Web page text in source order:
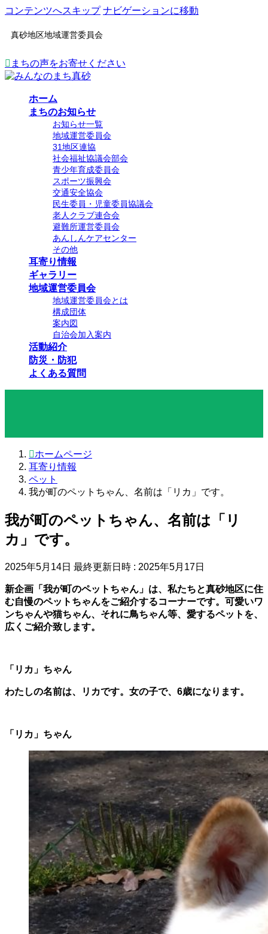
コンテンツへスキップ ナビゲーションに移動
真砂地区地域運営委員会
まちの声をお寄せください
ホーム
まちのお知らせ
お知らせ一覧
地域運営委員会
31地区連協
社会福祉協議会部会
青少年育成委員会
スポーツ振興会
交通安全協会
民生委員・児童委員協議会
老人クラブ連合会
避難所運営委員会
あんしんケアセンター
その他
耳寄り情報
ギャラリー
地域運営委員会
地域運営委員会とは
構成団体
案内図
自治会加入案内
活動紹介
防災・防犯
よくある質問
ホームページ
耳寄り情報
ペット
我が町のペットちゃん、名前は「リカ」です。
我が町のペットちゃん、名前は「リ
カ」です。
2025年5月14日 最終更新日時 : 2025年5月17日
新企画「我が町のペットちゃん」は、私たちと真砂地区に住
む自慢のペットちゃんをご紹介するコーナーです。可愛いワ
ンちゃんや猫ちゃん、それに鳥ちゃん等、愛するペットを、
広くご紹介致します。
「リカ」ちゃん
わたしの名前は、リカです。女の子で、6歳になります。
「リカ」ちゃん